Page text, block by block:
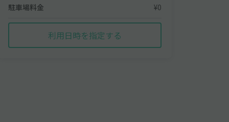
駐車場料金
¥0
利用日時を指定する